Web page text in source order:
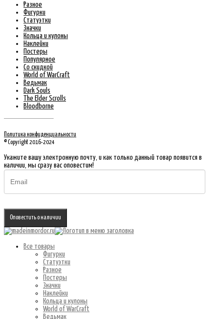
Разное
Фигурки
Статуэтки
Значки
Кольца и кулоны
Наклейки
Постеры
Популярное
Со скидкой
World of WarCraft
Ведьмак
Dark Souls
The Elder Scrolls
Bloodborne
Политика конфиденциальности
© Copyright 2016-2024
Укажите вашу электронную почту, и как только данный товар появится в
наличии, мы сразу вас оповестим!
Оповестить о наличии
Все товары
Фигурки
Статуэтки
Разное
Постеры
Значки
Наклейки
Кольца и кулоны
World of WarCraft
Ведьмак